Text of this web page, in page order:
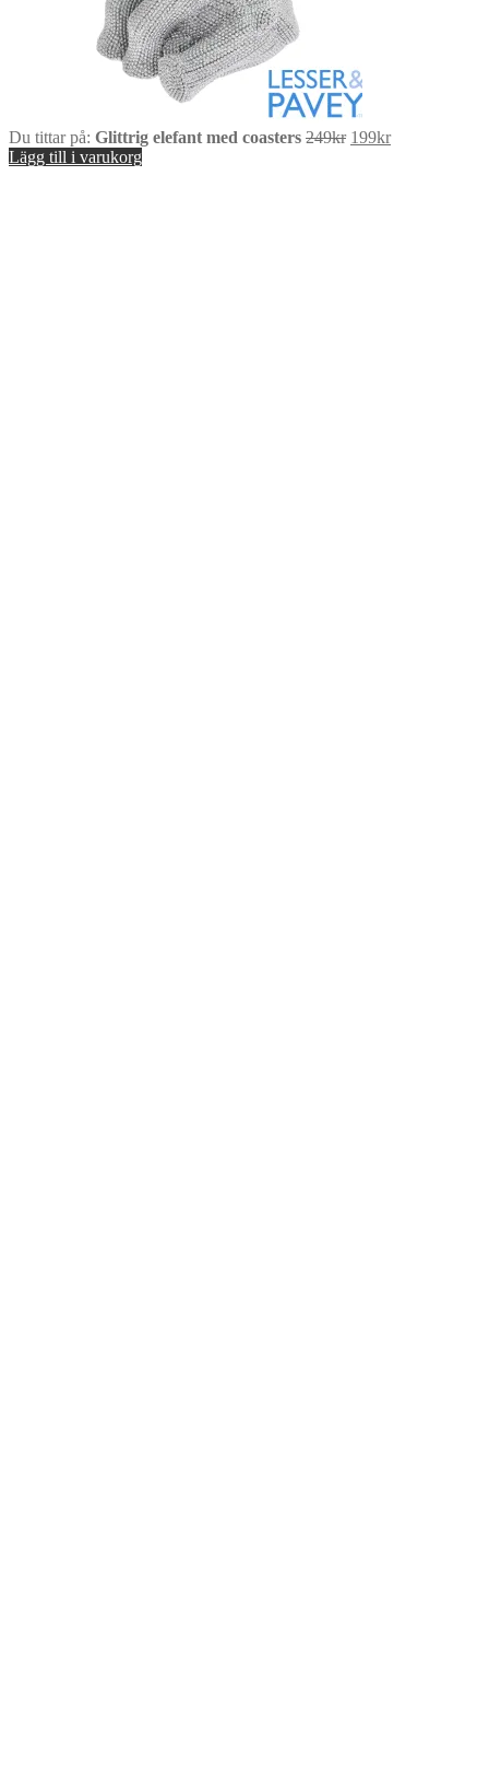
Du tittar på: Glittrig elefant med coasters 249kr Det
199krDet
Lägg till i varukorg